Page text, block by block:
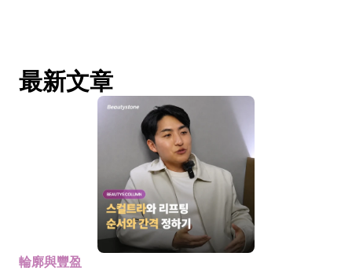
最新文章
輪廓與豐盈